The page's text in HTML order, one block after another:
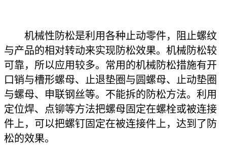
机械性防松是利用各种止动零件，阻止螺纹
与产品的相对转动来实现防松效果。机械防松较
可靠，所以应用较多。常用的机械防松措施有开
口销与槽形螺母、止退垫圈与圆螺母、止动垫圈
与螺母、申联钢丝等。不能拆的防松方法。利用
定位焊、点铆等方法把螺母固定在螺栓或被连接
件上，可以把螺钉固定在被连接件上，达到了防
松的效果。